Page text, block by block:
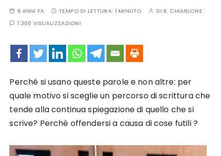
9 ANNI FA TEMPO DI LETTURA:1 MINUTO DI B. CHIARLONE
1.300 VISUALIZZAZIONI
Perché si usano queste parole e non altre: per
quale motivo si sceglie un percorso di scrittura che
tende alla continua spiegazione di quello che si
scrive? Perchè offendersi a causa di cose futili ?